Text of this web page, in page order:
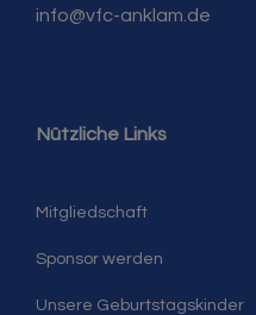
info@vfc-anklam.de
Nützliche Links
Mitgliedschaft
Sponsor werden
Unsere Geburtstagskinder